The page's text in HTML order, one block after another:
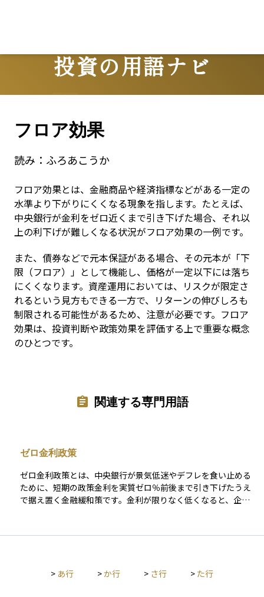
投資の用語ナビ
Terms
フロア効果
読み： ふろあこうか
フロア効果とは、金融商品や経済指標などがある一定の
水準より下がりにくくなる現象を指します。たとえば、
中央銀行が金利をゼロ近くまで引き下げた場合、それ以
上の利下げが難しくなる状況がフロア効果の一例です。
また、債券などで元本保証がある場合、その元本が「下
限（フロア）」として機能し、価格が一定以下には落ち
にくくなります。資産運用においては、リスクが限定さ
れるという見方もできる一方で、リターンの伸びしろも
制限される可能性があるため、注意が必要です。フロア
効果は、投資判断や政策効果を評価する上で重要な概念
のひとつです。
関連する専門用語
ゼロ金利政策
ゼロ金利政策とは、中央銀行が景気低迷やデフレを食い止める
ために、短期の政策金利を実質ゼロ％前後まで引き下げたうえ
で据え置く金融緩和策です。金利が限りなく低くなると、企業
し上げる効果が期待されます。日本では1999年に初めて導入さ
金利を極端に下げ続けると銀行の利ざやは縮小し、金融機関の
> あ行 >か行 > さ行 > た行